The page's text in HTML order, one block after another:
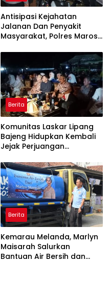
Antisipasi Kejahatan
Jalanan Dan Penyakit
Masyarakat, Polres Maros
Kondusif
Berita
Komunitas Laskar Lipang
Bajeng Hidupkan Kembali
Jejak Perjuangan
Wabup Takalar: Apresiasi
Bahwa Sejarah Adalah
Warisan yang Tak Ternilai”.
Berita
Kemarau Melanda, Marlyn
Maisarah Salurkan
Bantuan Air Bersih dan